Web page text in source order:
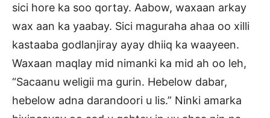
sici hore ka soo qortay. Aabow, waxaan arkay
wax aan ka yaabay. Sici maguraha ahaa oo xilli
kastaaba godlanjiray ayay dhiiq ka waayeen.
Waxaan maqlay mid nimanki ka mid ah oo leh,
“Sacaanu weligii ma gurin. Hebelow dabar,
hebelow adna darandoori u lis.” Ninki amarka